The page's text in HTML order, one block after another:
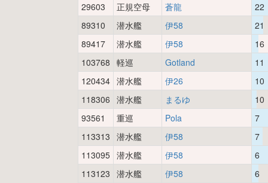
29603
正規空母 蒼龍
22
89310
潜水艦 伊58
21
89417
潜水艦 伊58
16
103768 軽巡 Gotland
11
120434 潜水艦 伊26
10
118306 潜水艦 まるゆ
10
93561
重巡 Pola
7
113313 潜水艦 伊58
7
113095 潜水艦 伊58
6
113123 潜水艦 伊58
6